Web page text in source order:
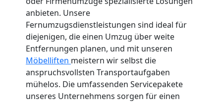
anbieten. Unsere
Fernumzugsdienstleistungen sind ideal für
diejenigen, die einen Umzug über weite
Entfernungen planen, und mit unseren
Möbelliften meistern wir selbst die
anspruchsvollsten Transportaufgaben
mühelos. Die umfassenden Servicepakete
unseres Unternehmens sorgen für einen